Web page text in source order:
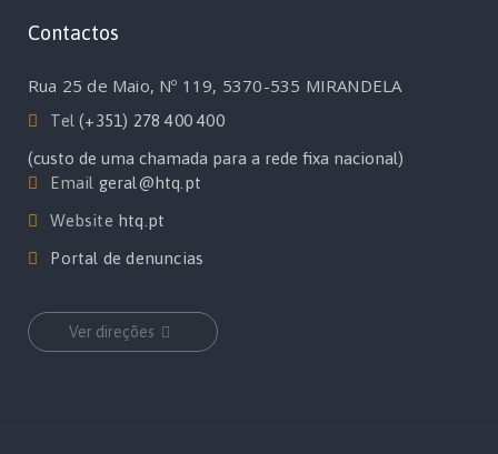
Contactos
Rua 25 de Maio, Nº 119, 5370-535 MIRANDELA
Tel(+351) 278 400 400
(custo de uma chamada para a rede fixa nacional)
Email geral@htq.pt
Website htq.pt
Portal de denuncias
Ver direções